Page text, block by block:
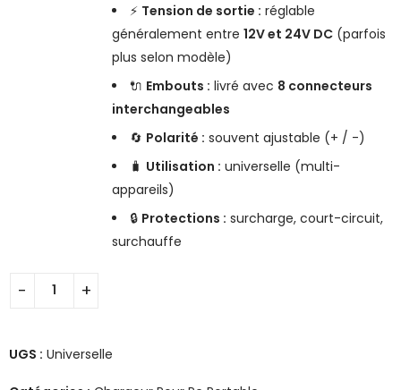
⚡ Tension de sortie : réglable
généralement entre 12V et 24V DC (parfois
plus selon modèle)
🔌 Embouts : livré avec 8 connecteurs
interchangeables
🔄 Polarité : souvent ajustable (+ / -)
🧳 Utilisation : universelle (multi-
appareils)
🔒 Protections : surcharge, court-circuit,
surchauffe
UGS : Universelle